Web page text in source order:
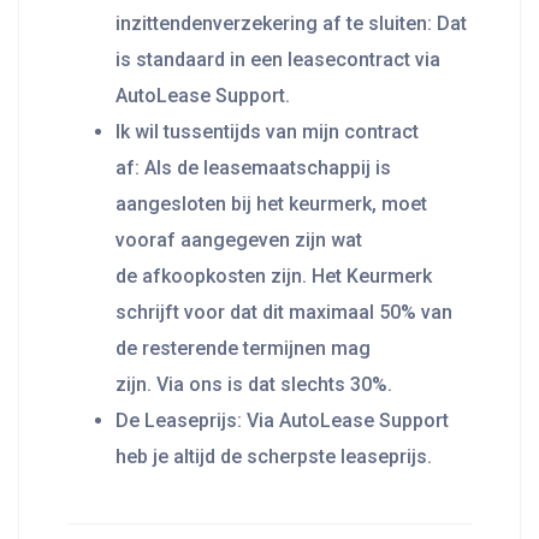
inzittendenverzekering af te sluiten: Dat
is standaard in een leasecontract via
AutoLease Support.
Ik wil tussentijds van mijn contract
af: Als de leasemaatschappij is
aangesloten bij het keurmerk, moet
vooraf aangegeven zijn wat
de afkoopkosten zijn. Het Keurmerk
schrijft voor dat dit maximaal 50% van
de resterende termijnen mag
zijn. Via ons is dat slechts 30%.
De Leaseprijs: Via AutoLease Support
heb je altijd de scherpste leaseprijs.